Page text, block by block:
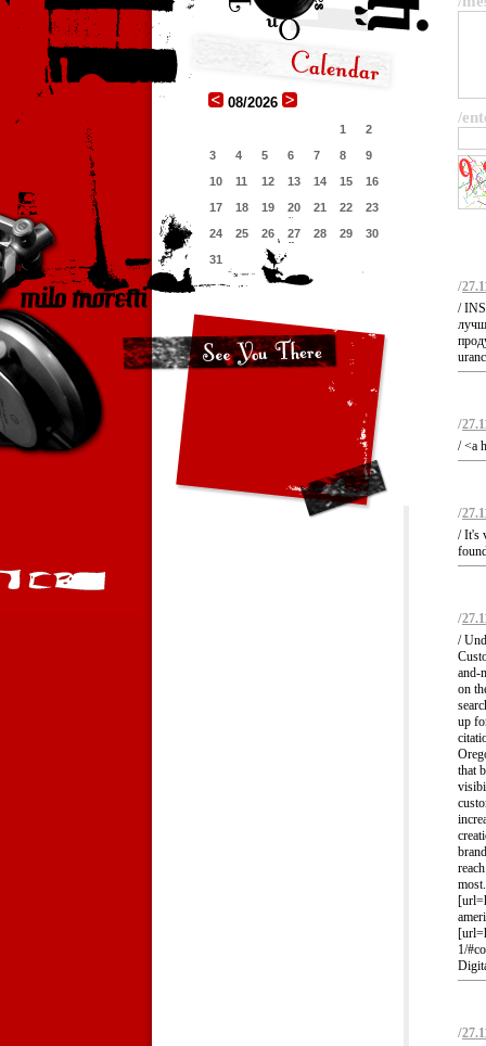
08/2026
1
2
3
4 5 6 7 8
9
10
11 12 13 14 15
16
17
18 19 20 21 22
23
24
25 26 27 28 29
30
31
/
/
/
/
/ <a
/
/ It's
/
/
and-
on
up
that
1/
/